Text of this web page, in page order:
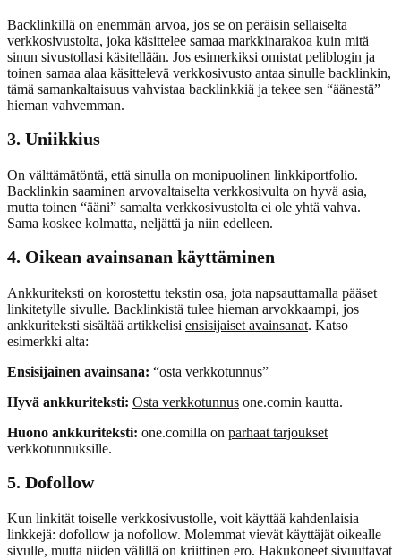
Backlinkillä on enemmän arvoa, jos se on peräisin sellaiselta
verkkosivustolta, joka käsittelee samaa markkinarakoa kuin mitä
sinun sivustollasi käsitellään. Jos esimerkiksi omistat peliblogin ja
toinen samaa alaa käsittelevä verkkosivusto antaa sinulle backlinkin,
tämä samankaltaisuus vahvistaa backlinkkiä ja tekee sen “äänestä”
hieman vahvemman.
3. Uniikkius
On välttämätöntä, että sinulla on monipuolinen linkkiportfolio.
Backlinkin saaminen arvovaltaiselta verkkosivulta on hyvä asia,
mutta toinen “ääni” samalta verkkosivustolta ei ole yhtä vahva.
Sama koskee kolmatta, neljättä ja niin edelleen.
4. Oikean avainsanan käyttäminen
Ankkuriteksti on korostettu tekstin osa, jota napsauttamalla pääset
linkitetylle sivulle. Backlinkistä tulee hieman arvokkaampi, jos
ankkuriteksti sisältää artikkelisi ensisijaiset avainsanat. Katso
esimerkki alta:
Ensisijainen avainsana: “osta verkkotunnus”
Hyvä ankkuriteksti: Osta verkkotunnus one.comin kautta.
Huono ankkuriteksti: one.comilla on parhaat tarjoukset
verkkotunnuksille.
5. Dofollow
Kun linkität toiselle verkkosivustolle, voit käyttää kahdenlaisia
linkkejä: dofollow ja nofollow. Molemmat vievät käyttäjät oikealle
sivulle, mutta niiden välillä on kriittinen ero. Hakukoneet sivuuttavat